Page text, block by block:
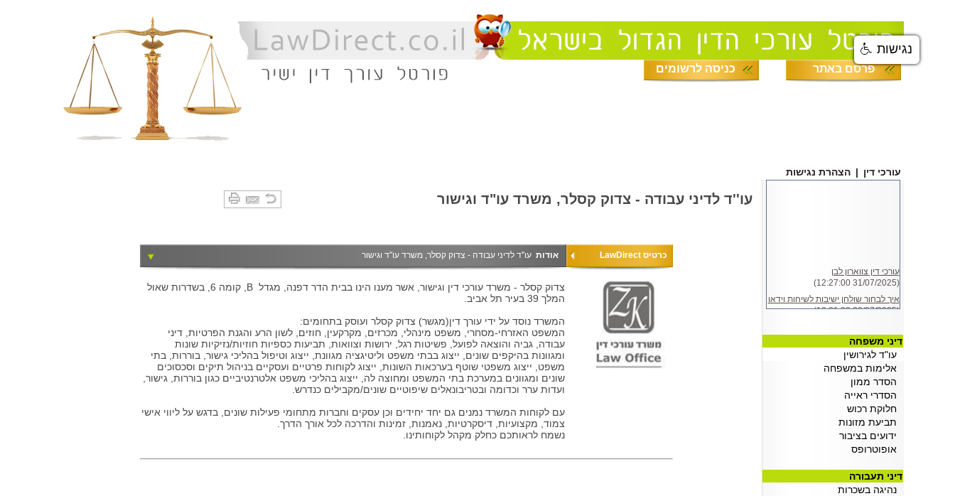
פרסם באתר כניסה לרשומים
עורכי דין | הצהרת נגישות
עורכי דין צווארון לבן
(31/07/2025 12:27:00)
איך לבחור שולחן ישיבות לשיחות וידאו
(20/07/2025 10:21:00)
(09/07/2025 14:13:00)
עו"ד צווארון לבן
כיצד לנצל עסקאות טרייד אין לרכישת
ההקשר הרחב של רכישת רכב
דיני משפחה
עו"ד לגירושין
אלימות במשפחה
הסדר ממון
הסדרי ראייה
חלוקת רכוש
תביעת מזונות
ידועים בציבור
אופוטרופס
דיני תעבורה
נהיגה בשכרות
עו''ד לדיני עבודה - צדוק קסלר, משרד עו"ד וגישור
כרטיס LawDirect אודות עו''ד לדיני עבודה - צדוק קסלר, משרד עו"ד וגישור
צדוק קסלר - משרד עורכי דין וגישור, אשר מענו הינו בבית הדר דפנה, מגדל B, קומה 6, בשדרות שאול
המלך 39 בעיר תל אביב.
המשרד נוסד על ידי עורך דין(מגשר) צדוק קסלר ועוסק בתחומים:
המשפט האזרחי-מסחרי, משפט מינהלי, מכרזים, מקרקעין, חוזים, לשון הרע והגנת הפרטיות, דיני
עבודה, גביה והוצאה לפועל, פשיטות רגל, ירושות וצוואות, תביעות כספיות חוזיות/נזיקיות שונות
ומגוונות בהיקפים שונים, ייצוג בבתי משפט וליטיגציה מגוונת, ייצוג וטיפול בהליכי גישור, בוררות, בתי
משפט, ייצוג משפטי שוטף בערכאות השונות, ייצוג לקוחות פרטיים ועסקיים בניהול תיקים וסכסוכים
שונים ומגוונים במערכת בתי המשפט ומחוצה לה, ייצוג בהליכי משפט אלטרנטיביים כגון בוררות, גישור,
ועדות ערר וכדומה ובטריבונאלים שיפוטיים שונים/מקבילים כנדרש.
עם לקוחות המשרד נמנים גם יחד יחידים וכן עסקים וחברות מתחומי פעילות שונים, בדגש על ליווי אישי
צמוד, מקצועיות, דיסקרטיות, נאמנות, זמינות והדרכה לכל אורך הדרך.
נשמח לראותכם כחלק מקהל לקוחותינו.
נגישות